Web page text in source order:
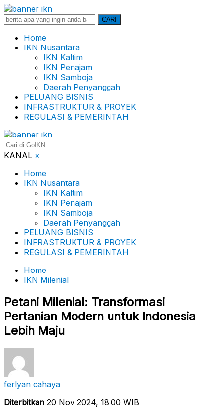
Search
CARI
Home
IKN Nusantara
IKN Kaltim
IKN Penajam
IKN Samboja
Daerah Penyanggah
PELUANG BISNIS
INFRASTRUKTUR & PROYEK
REGULASI & PEMERINTAH
KANAL ×
Home
IKN Nusantara
IKN Kaltim
IKN Penajam
IKN Samboja
Daerah Penyanggah
PELUANG BISNIS
INFRASTRUKTUR & PROYEK
REGULASI & PEMERINTAH
Home
IKN Milenial
Petani Milenial: Transformasi
Pertanian Modern untuk Indonesia
Lebih Maju
ferlyan cahaya
Diterbitkan 20 Nov 2024, 18:00 WIB